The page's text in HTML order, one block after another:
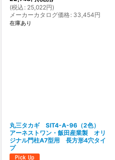
(税込 : 25,022円)
メーカーカタログ価格: 33,454円
在庫あり
丸三タカギ SIT4-A-96（2色）
アーネストワン・飯田産業製 オリ
ジナル門柱A7型用 長方形4穴タイ
プ